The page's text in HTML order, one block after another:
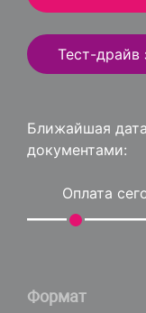
Тест-драйв
Ближайшая
документами:
Оплата
Формат